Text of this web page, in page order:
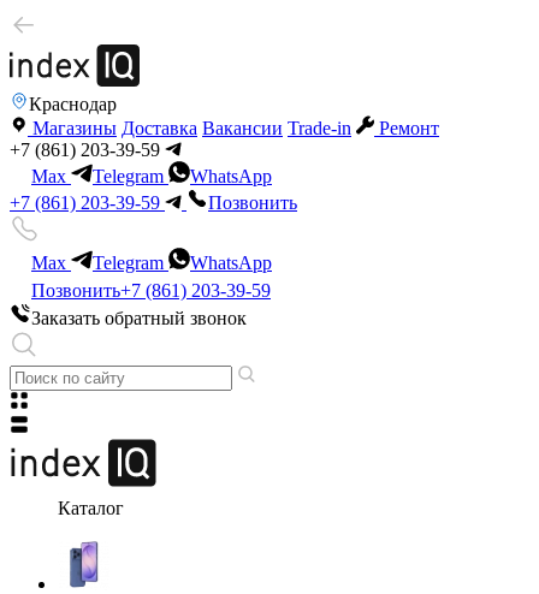
Краснодар
Магазины Доставка Вакансии Trade-in
Ремонт
+7 (861) 203-39-59
Max
Telegram
WhatsApp
+7 (861) 203-39-59
Позвонить
Max Telegram
WhatsApp
Позвонить+7 (861) 203-39-59
Заказать обратный звонок
Каталог